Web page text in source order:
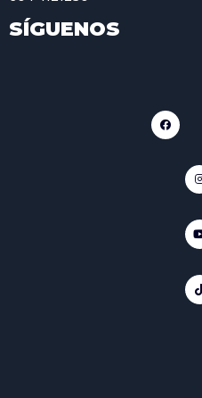
SÍGUENOS